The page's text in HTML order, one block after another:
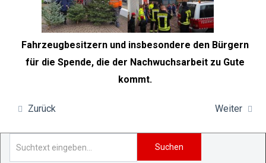
Fahrzeugbesitzern und insbesondere den Bürgern
für die Spende, die der Nachwuchsarbeit zu Gute
kommt.
Zurück Weiter
Suchen